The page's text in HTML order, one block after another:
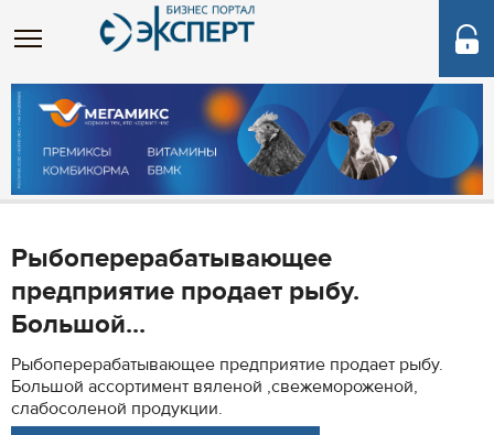
Рыбоперерабатывающее
предприятие продает рыбу.
Большой...
Рыбоперерабатывающее предприятие продает рыбу.
Большой ассортимент вяленой ,свежемороженой,
слабосоленой продукции.